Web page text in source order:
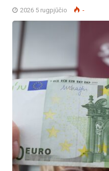
2026 5 rugpjūčio -